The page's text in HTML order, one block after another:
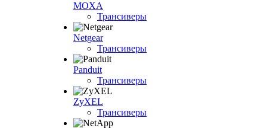
MOXA
Трансиверы
Netgear
Трансиверы
Panduit
Трансиверы
ZyXEL
Трансиверы